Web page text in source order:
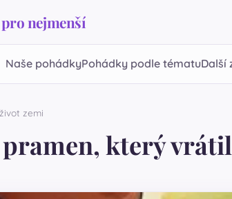
nejmenší
Naše pohádkyPohádky podle tématuDalší
zemi
který